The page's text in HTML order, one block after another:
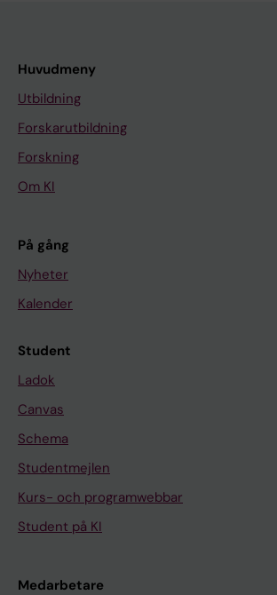
Huvudmeny
Utbildning
Forskarutbildning
Forskning
Om KI
På gång
Nyheter
Kalender
Student
Ladok
Canvas
Schema
Studentmejlen
Kurs- och programwebbar
Student på KI
Medarbetare